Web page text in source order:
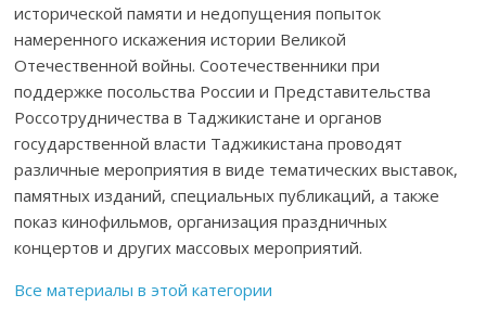
исторической памяти и недопущения попыток
намеренного искажения истории Великой
Отечественной войны. Соотечественники при
поддержке посольства России и Представительства
Россотрудничества в Таджикистане и органов
государственной власти Таджикистана проводят
различные мероприятия в виде тематических выставок,
памятных изданий, специальных публикаций, а также
показ кинофильмов, организация праздничных
концертов и других массовых мероприятий.
Все материалы в этой категории